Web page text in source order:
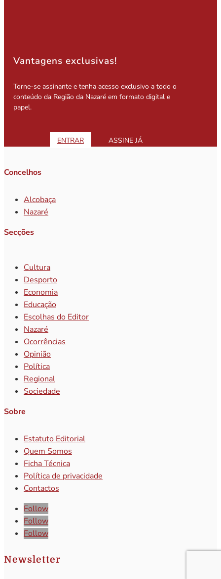
Vantagens exclusivas!
Torne-se assinante e tenha acesso exclusivo a todo o
conteúdo da Região da Nazaré em formato digital e
papel.
ENTRAR ASSINE JÁ
Concelhos
Alcobaça
Nazaré
Secções
Cultura
Desporto
Economia
Educação
Escolhas do Editor
Nazaré
Ocorrências
Opinião
Política
Regional
Sociedade
Sobre
Estatuto Editorial
Quem Somos
Ficha Técnica
Política de privacidade
Contactos
Follow
Follow
Follow
Newsletter